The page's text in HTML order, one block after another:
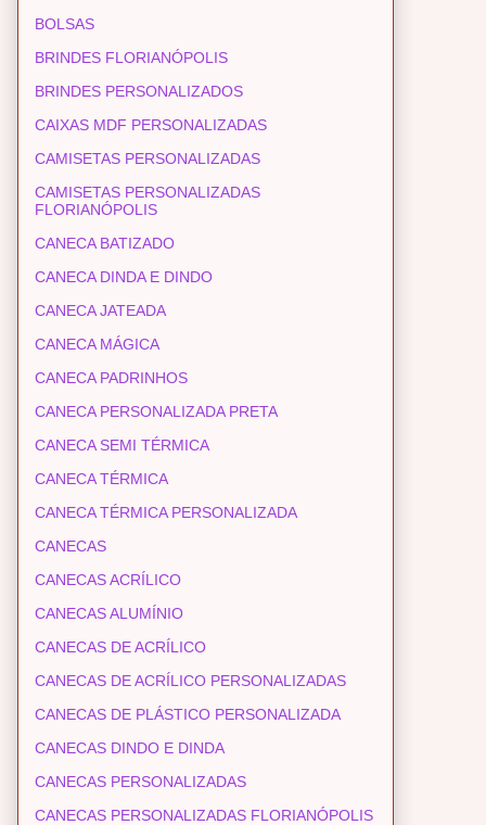
BOLSAS
BRINDES FLORIANÓPOLIS
BRINDES PERSONALIZADOS
CAIXAS MDF PERSONALIZADAS
CAMISETAS PERSONALIZADAS
CAMISETAS PERSONALIZADAS
FLORIANÓPOLIS
CANECA BATIZADO
CANECA DINDA E DINDO
CANECA JATEADA
CANECA MÁGICA
CANECA PADRINHOS
CANECA PERSONALIZADA PRETA
CANECA SEMI TÉRMICA
CANECA TÉRMICA
CANECA TÉRMICA PERSONALIZADA
CANECAS
CANECAS ACRÍLICO
CANECAS ALUMÍNIO
CANECAS DE ACRÍLICO
CANECAS DE ACRÍLICO PERSONALIZADAS
CANECAS DE PLÁSTICO PERSONALIZADA
CANECAS DINDO E DINDA
CANECAS PERSONALIZADAS
CANECAS PERSONALIZADAS FLORIANÓPOLIS